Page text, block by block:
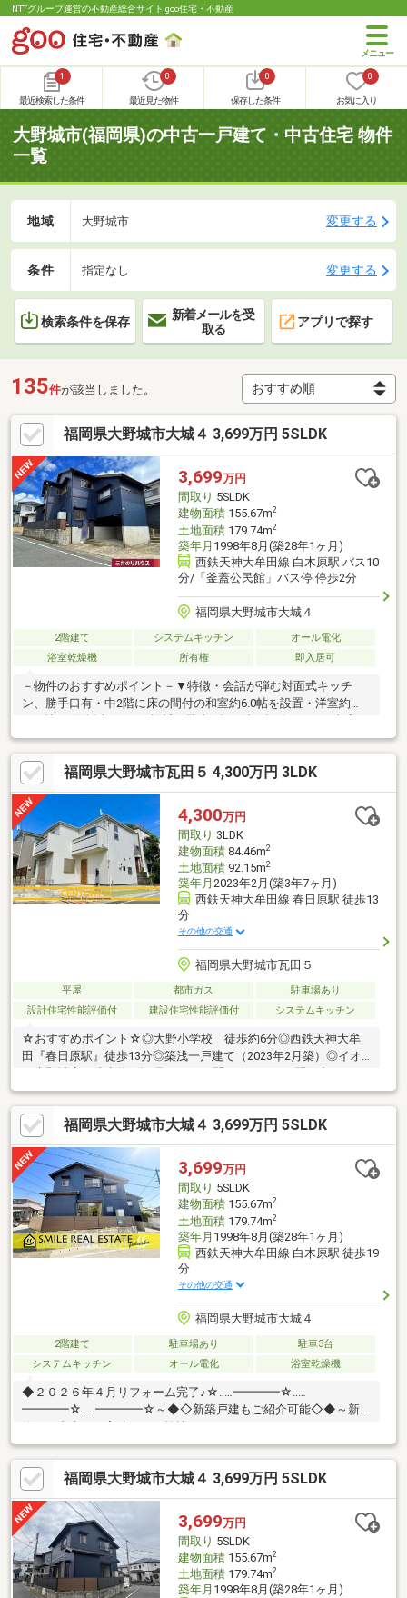
NTTグループ運営の不動産総合サイト goo住宅・不動産
1
最近検索した条件
0
最近見た物件
0
保存した条件
0
お気に入り
大野城市(福岡県)の中古一戸建て・中古住宅 物件
一覧
地域 大野城市 変更する
条件 指定なし 変更する
検索条件を保存
新着メールを受
取る
アプリで探す
135件が該当しました。
福岡県大野城市大城４ 3,699万円 5SLDK
3,699万円
間取り 5SLDK
建物面積155.67m2
土地面積179.74m2
築年月 1998年8月(築28年1ヶ月)
西鉄天神大牟田線 白木原駅 バス10
分/「釜蓋公民館」バス停 停歩2分
福岡県大野城市大城４
2階建て システムキッチン
オール電化
浴室乾燥機
所有権 即入居可
－物件のおすすめポイント－▼特徴・会話が弾む対面式キッチ
ン、勝手口有・中2階に床の間付の和室約6.0帖を設置・洋室約
車種による)・即引渡し可(残金精算後)▼設備・食洗機・IHコン
ロ・浴室乾燥機▼2026年4月室内リフォーム済【新規交換】キッ
チン、浴室、トイレ、洗面化粧台、建具(全室)【その他】フロア
タイル上貼り(全室)※その他法令上の制限:建築基準法第22条区域
／第2種15m高度地区■ ご希望の住まい探しをお手伝いします
━━━━━・・・物件の詳細・ご相談はお気軽にお問い合わせく
ださい。
福岡県大野城市瓦田５ 4,300万円 3LDK
4,300万円
間取り 3LDK
建物面積84.46m2
土地面積92.15m2
築年月 2023年2月(築3年7ヶ月)
西鉄天神大牟田線 春日原駅 徒歩13
分
その他の交通
福岡県大野城市瓦田５
平屋 都市ガス
駐車場あり
設計住宅性能評価付
建設住宅性能評価付 システムキッチン
☆おすすめポイント☆◎大野小学校 徒歩約6分◎西鉄天神大牟
田『春日原駅』徒歩13分◎築浅一戸建て（2023年2月築）◎イオ
見学予約も、まずは「資料請求」またはお電話で♪【センチュリー
２１】■ 世界84の国と地域に、12900店舗、14.4万人もの営業スタ
ッフ （2024年3月末時点）。これが世界最大級の不動産ネット
ワーク 「センチュリー21」です!■「安心」と「信頼」をモットー
に、北海道から沖縄までの994店舗、6442人のスタッフ （2024
年3月末時点）が住まい選びのお手伝いをしています。
福岡県大野城市大城４ 3,699万円 5SLDK
3,699万円
間取り 5SLDK
建物面積155.67m2
土地面積179.74m2
築年月 1998年8月(築28年1ヶ月)
西鉄天神大牟田線 白木原駅 徒歩19
分
その他の交通
福岡県大野城市大城４
2階建て 駐車場あり
駐車3台
システムキッチン
オール電化 浴室乾燥機
◆２０２６年４月リフォーム完了♪☆‥…━━━━☆‥…
━━━━☆‥…━━━━☆～◆◇新築戸建もご紹介可能◇◆～新
リット・デメリットを把握し、じっくり比較検討することができ
ます♪内見したい物件をツアー形式でまわることも可能♪お住み替
え相談も承ります♪☆‥…━━━━☆‥…━━━━☆‥…━━━━☆◆
ご内覧は土日祝・当日も対応可能♪◆頭金０円ＯＫ！◆追加リフ
ォームもワンストップで承ります♪◆“借りれる額”と“無理なく返
せる額”は違う！◆住宅ローンアドバイザーが最適な返済計画をご
提案♪
福岡県大野城市大城４ 3,699万円 5SLDK
3,699万円
間取り 5SLDK
建物面積155.67m2
土地面積179.74m2
築年月 1998年8月(築28年1ヶ月)